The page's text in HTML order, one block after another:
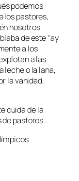
podemos
los pastores,
nosotros
de este “ay
a los
a las
leche o la lana,
la vanidad,
cuida de la
de pastores…